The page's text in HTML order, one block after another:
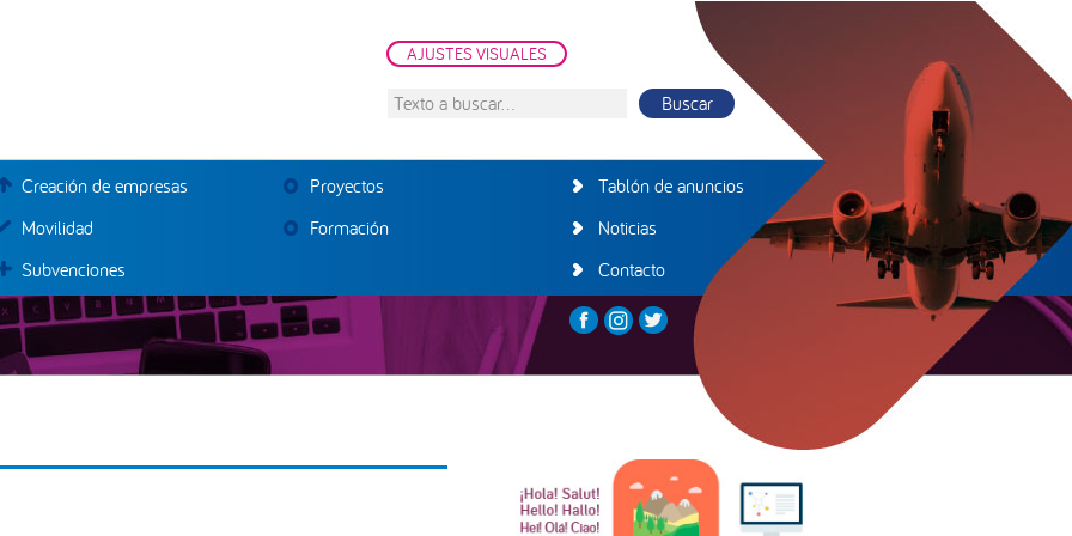
AJUSTES VISUALES
Texto
Creación de empresas
Movilidad
Subvenciones
Proyectos
Formación
Tablón de anuncios
Noticias
Contacto
Barra
lateral